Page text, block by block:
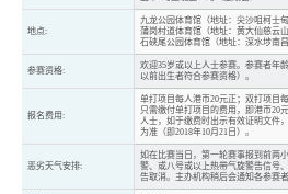
地点:
九龙公园体育馆（地址：尖沙咀柯士甸
蒲岗村道体育馆（地址：黄大仙慈云山
石硖尾公园体育馆（地址：深水埗南昌
参赛资格:
欢迎35岁或以上人士参赛。参赛者年
以前出生者符合参赛资格）。
报名费用:
单打项目每人港币20元正；双打项目
只需缴付单打项目的费用，即港币20
人士，如于缴费时出示有效证明文件
为准（即2018年10月21日）。
恶劣天气安排:
如在比赛当日，第一轮赛事报到前两
警、或八号或以上热带气旋警告信号
告取消。主办机构稍后会通知各参赛者